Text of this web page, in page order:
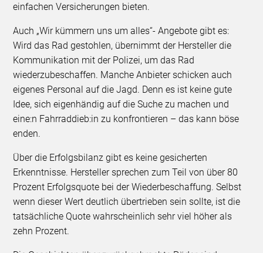
einfachen Versicherungen bieten.
Auch „Wir kümmern uns um alles“- Angebote gibt es:
Wird das Rad gestohlen, übernimmt der Hersteller die
Kommunikation mit der Polizei, um das Rad
wiederzubeschaffen. Manche Anbieter schicken auch
eigenes Personal auf die Jagd. Denn es ist keine gute
Idee, sich eigenhändig auf die Suche zu machen und
eine:n Fahrraddieb:in zu konfrontieren – das kann böse
enden.
Über die Erfolgsbilanz gibt es keine gesicherten
Erkenntnisse. Hersteller sprechen zum Teil von über 80
Prozent Erfolgsquote bei der Wiederbeschaffung. Selbst
wenn dieser Wert deutlich übertrieben sein sollte, ist die
tatsächliche Quote wahrscheinlich sehr viel höher als
zehn Prozent.